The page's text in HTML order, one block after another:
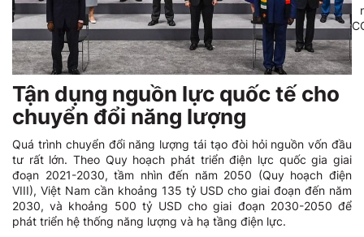
Tận dụng nguồn lực quốc tế cho
chuyển đổi năng lượng
Quá trình chuyển đổi năng lượng tái tạo đòi hỏi nguồn vốn đầu
tư rất lớn. Theo Quy hoạch phát triển điện lực quốc gia giai
đoạn 2021-2030, tầm nhìn đến năm 2050 (Quy hoạch điện
VIII), Việt Nam cần khoảng 135 tỷ USD cho giai đoạn đến năm
2030, và khoảng 500 tỷ USD cho giai đoạn 2030-2050 để
phát triển hệ thống năng lượng và hạ tầng điện lực.